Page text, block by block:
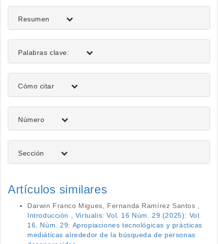
artículo
Resumen
Palabras clave:
Detalles
del
artículo
Cómo citar
Número
Sección
Artículos similares
Darwin Franco Migues, Fernanda Ramírez Santos ,
Introducción
Virtualis: Vol. 16 Núm. 29 (2025): Vol.
16. Núm. 29: Apropiaciones tecnológicas y prácticas
mediáticas alrededor de la búsqueda de personas